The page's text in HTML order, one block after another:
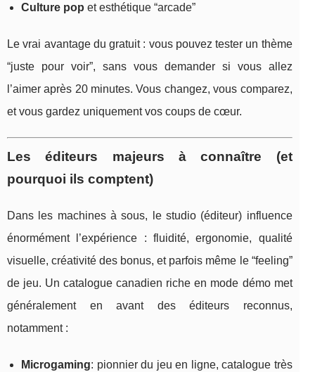
Culture pop et esthétique “arcade”
Le vrai avantage du gratuit : vous pouvez tester un thème
“juste pour voir”, sans vous demander si vous allez
l’aimer après 20 minutes. Vous changez, vous comparez,
et vous gardez uniquement vos coups de cœur.
Les éditeurs majeurs à connaître (et
pourquoi ils comptent)
Dans les machines à sous, le studio (éditeur) influence
énormément l’expérience : fluidité, ergonomie, qualité
visuelle, créativité des bonus, et parfois même le “feeling”
de jeu. Un catalogue canadien riche en mode démo met
généralement en avant des éditeurs reconnus,
notamment :
Microgaming: pionnier du jeu en ligne, catalogue très